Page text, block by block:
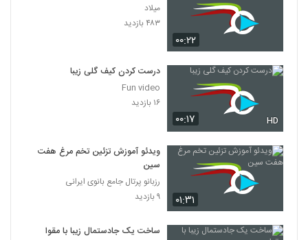
۰۰:۲۲
میلاد
۴۸۳ بازدید
۰۰:۱۷ HD
درست کردن کیف گلی زیبا
Fun video
۱۶ بازدید
۰۱:۳۱
ویدئو آموزش تزئین تخم مرغ هفت
سین
رزبانو پرتال جامع بانوی ایرانی
۹ بازدید
ساخت یک جادستمال زیبا با مقوا